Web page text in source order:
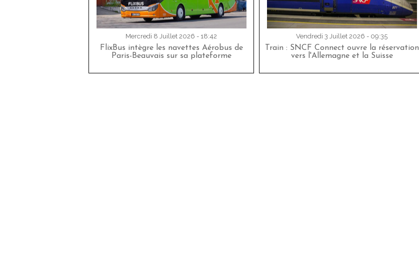
Mercredi 8 Juillet 2026 - 18:42
FlixBus intègre les navettes Aérobus de
Paris-Beauvais sur sa plateforme
Vendredi 3 Juillet 2026 - 09:35
Train : SNCF Connect ouvre la réservation
vers l'Allemagne et la Suisse